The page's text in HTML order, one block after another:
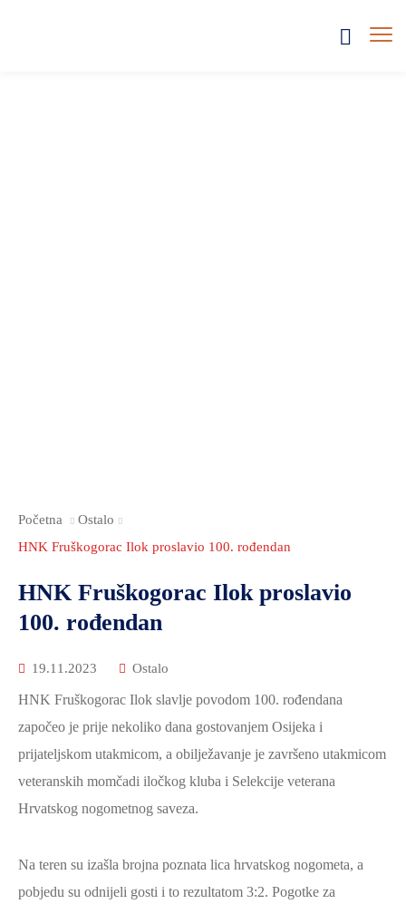
Početna
Ostalo
HNK Fruškogorac Ilok proslavio 100. rođendan
HNK Fruškogorac Ilok proslavio
100. rođendan
19.11.2023 Ostalo
HNK Fruškogorac Ilok slavlje povodom 100. rođendana
započeo je prije nekoliko dana gostovanjem Osijeka i
prijateljskom utakmicom, a obilježavanje je završeno utakmicom
veteranskih momčadi iločkog kluba i Selekcije veterana
Hrvatskog nogometnog saveza.
Na teren su izašla brojna poznata lica hrvatskog nogometa, a
pobjedu su odnijeli gosti i to rezultatom 3:2. Pogotke za